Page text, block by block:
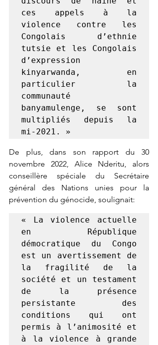
ces appels à la
violence contre les
Congolais d’ethnie
tutsie et les Congolais
d’expression
kinyarwanda, en
particulier la
communauté
banyamulenge, se sont
multipliés depuis la
mi-2021. »
De plus, dans son rapport du 30
novembre 2022, Alice Nderitu, alors
conseillère spéciale du Secrétaire
général des Nations unies pour la
prévention du génocide, soulignait:
« La violence actuelle
en République
démocratique du Congo
est un avertissement de
la fragilité de la
société et un testament
de la présence
persistante des
conditions qui ont
permis à l’animosité et
à la violence à grande